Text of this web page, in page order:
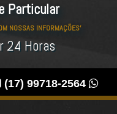
Particular
NOSSAS INFORMAÇÕES'
24 Horas
(17) 99718-2564